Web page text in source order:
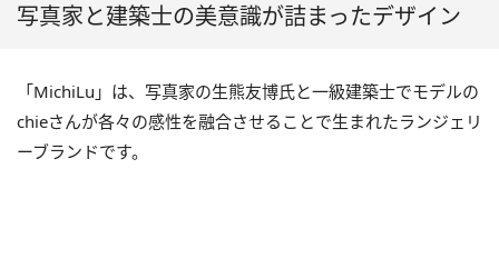
写真家と建築⼠の美意識が詰まったデザイン
「MichiLu」は、写真家の⽣熊友博氏と⼀級建築⼠でモデルの
chieさんが各々の感性を融合させることで⽣まれたランジェリ
ーブランドです。